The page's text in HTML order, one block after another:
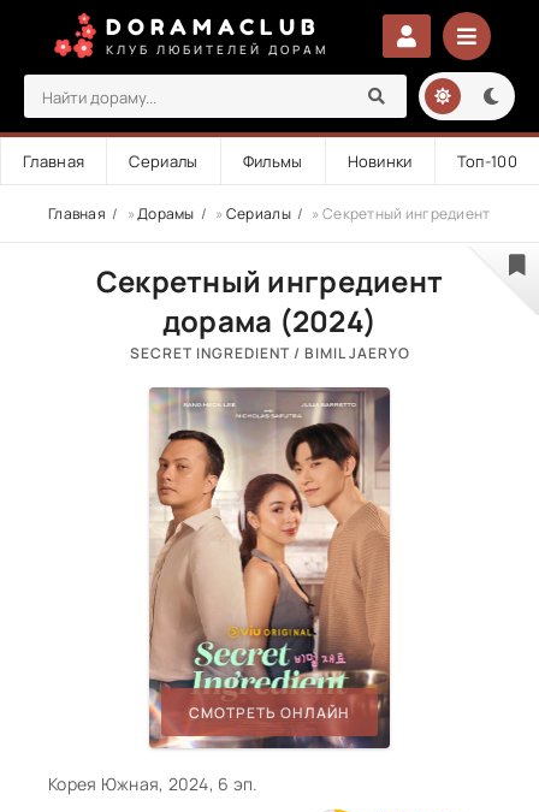
DORAMACLUB
КЛУБ ЛЮБИТЕЛЕЙ ДОРАМ
Главная Сериалы Фильмы Новинки Топ-100
Главная »Дорамы » Сериалы » Секретный ингредиент
Секретный ингредиент
дорама (2024)
SECRET INGREDIENT / BIMIL JAERYO
СМОТРЕТЬ ОНЛАЙН
Корея Южная, 2024, 6 эп.